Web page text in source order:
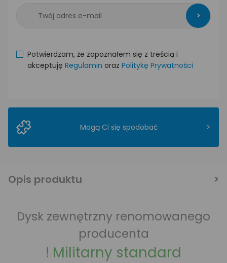
>
Potwierdzam, że zapoznałem się z treścią i
akceptuję Regulamin oraz Politykę Prywatności
Mogą Ci się spodobać >
Opis produktu
Dysk zewnętrzny renomowanego
producenta
! Militarny standard